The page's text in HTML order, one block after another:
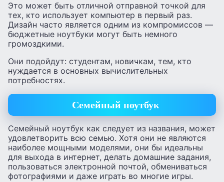
Это может быть отличной отправной точкой для
тех, кто использует компьютер в первый раз.
Дизайн часто является одним из компромиссов —
бюджетные ноутбуки могут быть немного
громоздкими.
Они подойдут: студентам, новичкам, тем, кто
нуждается в основных вычислительных
потребностях.
Семейный ноутбук
Семейный ноутбук как следует из названия, может
удовлетворить всю семью. Хотя они не являются
наиболее мощными моделями, они бы идеальны
для выхода в интернет, делать домашние задания,
пользоваться электронной почтой, обмениваться
фотографиями и даже играть во многие игры.